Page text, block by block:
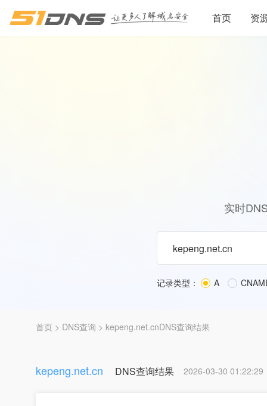
首页 资
实时
记录类型： A
首页 > DNS查询 > kepeng.net.cnDNS查询结果
kepeng.net.cn DNS查询结果 2026-03-30 01:22:29